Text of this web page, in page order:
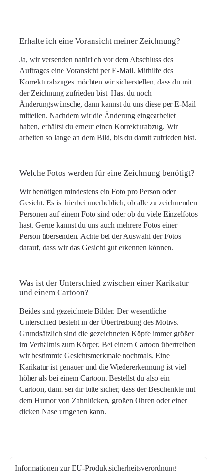
Erhalte ich eine Voransicht meiner Zeichnung?
Ja, wir versenden natürlich vor dem Abschluss des
Auftrages eine Voransicht per E-Mail. Mithilfe des
Korrekturabzuges möchten wir sicherstellen, dass du mit
der Zeichnung zufrieden bist. Hast du noch
Änderungswünsche, dann kannst du uns diese per E-Mail
mitteilen. Nachdem wir die Änderung eingearbeitet
haben, erhältst du erneut einen Korrekturabzug. Wir
arbeiten so lange an dem Bild, bis du damit zufrieden bist.
Welche Fotos werden für eine Zeichnung benötigt?
Wir benötigen mindestens ein Foto pro Person oder
Gesicht. Es ist hierbei unerheblich, ob alle zu zeichnenden
Personen auf einem Foto sind oder ob du viele Einzelfotos
hast. Gerne kannst du uns auch mehrere Fotos einer
Person übersenden. Achte bei der Auswahl der Fotos
darauf, dass wir das Gesicht gut erkennen können.
Was ist der Unterschied zwischen einer Karikatur
und einem Cartoon?
Beides sind gezeichnete Bilder. Der wesentliche
Unterschied besteht in der Übertreibung des Motivs.
Grundsätzlich sind die gezeichneten Köpfe immer größer
im Verhältnis zum Körper. Bei einem Cartoon übertreiben
wir bestimmte Gesichtsmerkmale nochmals. Eine
Karikatur ist genauer und die Wiedererkennung ist viel
höher als bei einem Cartoon. Bestellst du also ein
Cartoon, dann sei dir bitte sicher, dass der Beschenkte mit
dem Humor von Zahnlücken, großen Ohren oder einer
dicken Nase umgehen kann.
Informationen zur EU-Produktsicherheitsverordnung